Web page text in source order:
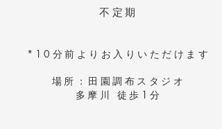
不定期
*10分前よりお入りいただけます
場所：田園調布スタジオ
多摩川 徒歩1分